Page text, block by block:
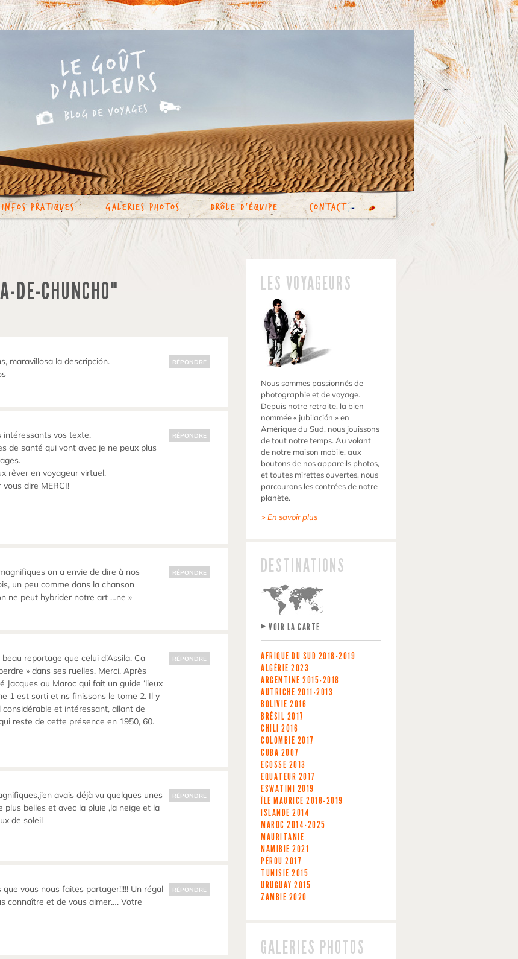
Infos Pratiques Galeries photos Drôle d’équipe Contact
DE-CHUNCHO"
maravillosa la descripción.
RÉPONDRE
vos texte.
de santé qui vont avec je ne peux plus
rêver en voyageur virtuel.
dire MERCI!
RÉPONDRE
on a envie de dire à nos
un peu comme dans la chanson
ne peut hybrider notre art …ne »
RÉPONDRE
reportage que celui d’Assila. Ca
» dans ses ruelles. Merci. Après
Jacques au Maroc qui fait un guide ‘lieux
1 est sorti et ns finissons le tome 2. Il y
considérable et intéressant, allant de
reste de cette présence en 1950, 60.
RÉPONDRE
avais déjà vu quelques unes
plus belles et avec la pluie ,la neige et la
de soleil
RÉPONDRE
vous nous faites partager!!!!! Un régal
connaître et de vous aimer…. Votre
RÉPONDRE
LES VOYAGEURS
Nous sommes passionnés de
photographie et de voyage.
Depuis notre retraite, la bien
nommée « jubilación » en
Amérique du Sud, nous jouissons
de tout notre temps. Au volant
de notre maison mobile, aux
boutons de nos appareils photos,
et toutes mirettes ouvertes, nous
parcourons les contrées de notre
planète.
> En savoir plus
DESTINATIONS
VOIR LA CARTE
AFRIQUE DU SUD 2018-2019
ALGÉRIE 2023
ARGENTINE 2015-2018
AUTRICHE 2011-2013
BOLIVIE 2016
BRÉSIL 2017
CHILI 2016
COLOMBIE 2017
CUBA 2007
ECOSSE 2013
EQUATEUR 2017
ESWATINI 2019
ÎLE MAURICE 2018-2019
ISLANDE 2014
MAROC 2014-2025
MAURITANIE
NAMIBIE 2021
PÉROU 2017
TUNISIE 2015
URUGUAY 2015
ZAMBIE 2020
GALERIES PHOTOS